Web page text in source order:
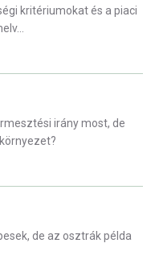
kritériumokat és a piaci
irány most, de
de az osztrák példa